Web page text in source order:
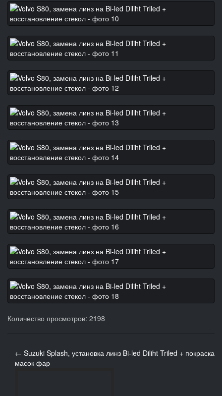
Количество просмотров: 2198
← Suzuki Splash, установка линз Bi-led Diliht Triled + покраска
масок фар